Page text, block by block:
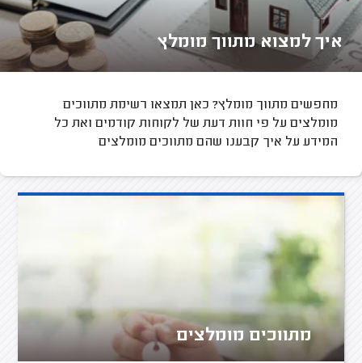
איך למצוא מתווך מומלץ
מחפשים מתווך מומלץ? כאן תמצאו רשימת מתווכים
מומלצים על פי חוות דעת של לקוחות קודמים ואת כל
המידע על איך קבענו שהם מתווכים מומלצים
מתווכים מומלצים